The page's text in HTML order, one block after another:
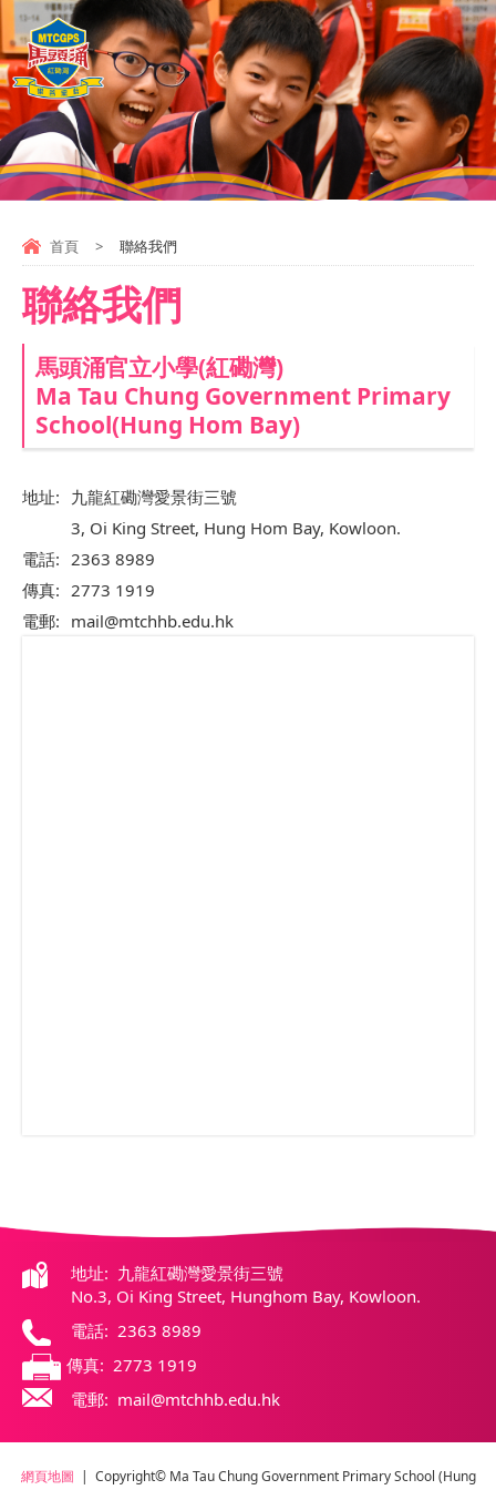
首頁 > 聯絡我們
聯絡我們
馬頭涌官立小學(紅磡灣)
Ma Tau Chung Government Primary
School(Hung Hom Bay)
地址: 九龍紅磡灣愛景街三號
3, Oi King Street, Hung Hom Bay, Kowloon.
電話: 2363 8989
傳真: 2773 1919
電郵: mail@mtchhb.edu.hk
地址: 九龍紅磡灣愛景街三號
No.3, Oi King Street, Hunghom Bay, Kowloon.
電話: 2363 8989
傳真: 2773 1919
電郵: mail@mtchhb.edu.hk
網頁地圖 | Copyright© Ma Tau Chung Government Primary School (Hung